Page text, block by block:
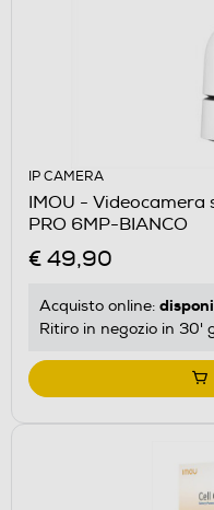
IP CAMERA
IMOU - Videocamera
PRO 6MP-BIANCO
€ 49,90
Acquisto online:
Ritiro in negozio in 30'